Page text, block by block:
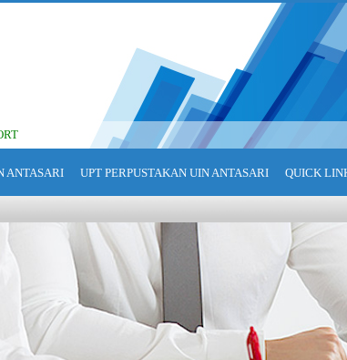
ANTASARI UPT PERPUSTAKAN UIN ANTASARI QUICK